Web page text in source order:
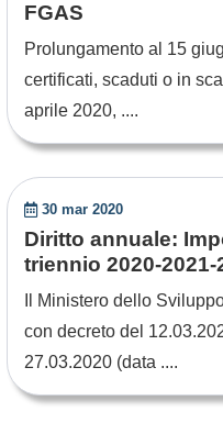
FGAS
Prolungamento al 15
certificati, scaduti o in
aprile 2020, ....
30 mar 2020
Diritto annuale:
triennio 2020-2021-
Il Ministero dello
con decreto del
27.03.2020 (data ....